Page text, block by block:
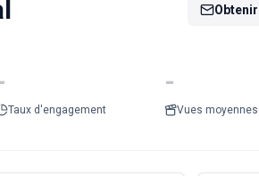
Taux d'engagement
-
Vues moyennes